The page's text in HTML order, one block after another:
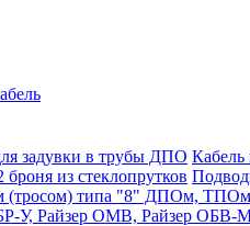
задувки в трубы ДПО
из стеклопрутков
(тросом) типа "8" ДПОм,
У, Райзер ОМВ, Райзер ОБВ-